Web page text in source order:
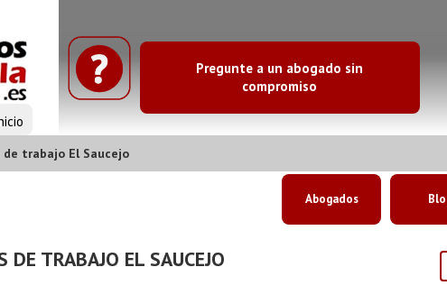
Pregunte a un abogado sin
compromiso
de trabajo El Saucejo
Abogados
TRABAJO EL SAUCEJO